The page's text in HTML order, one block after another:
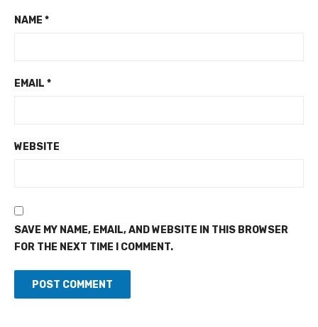
NAME *
EMAIL *
WEBSITE
SAVE MY NAME, EMAIL, AND WEBSITE IN THIS BROWSER
FOR THE NEXT TIME I COMMENT.